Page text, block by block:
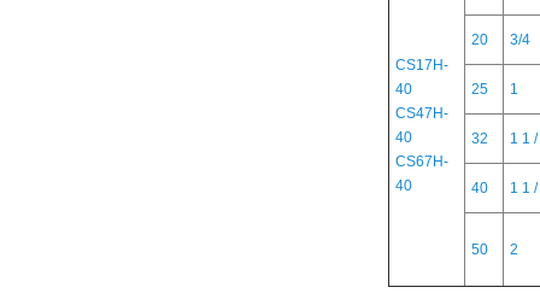
CS17H-
40
CS47H-
40
CS67H-
40
20 3/4
25 1
32 1 1
40 1 1
50 2